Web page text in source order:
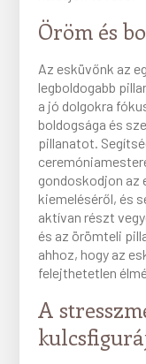
Öröm és
Az esküvőnk az
legboldogabb
a jó dolgokra
boldogsága és
pillanatot.
gondoskodjon az
kiemeléséről, és
aktívan részt
és az örömteli
ahhoz, hogy az
felejthetetlen
A